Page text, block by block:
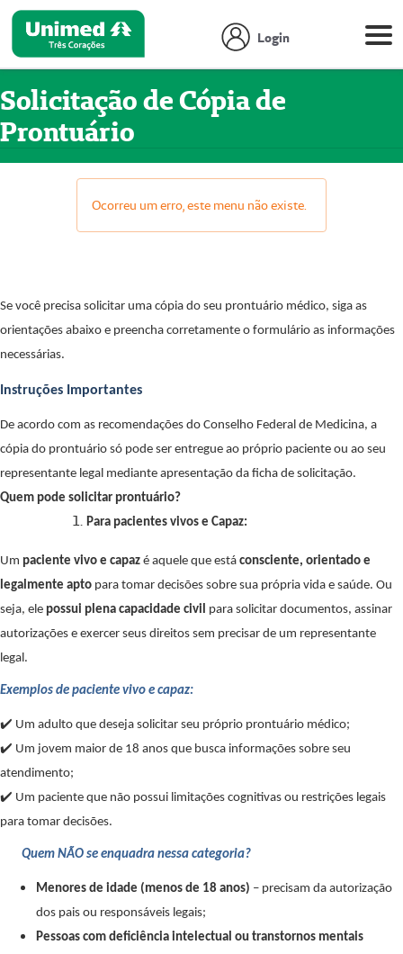
Login
Solicitação de Cópia de
Prontuário
Ocorreu um erro, este menu não existe.
Se você precisa solicitar uma cópia do seu prontuário médico, siga as
orientações abaixo e preencha corretamente o formulário as informações
necessárias.
Instruções Importantes
De acordo com as recomendações do Conselho Federal de Medicina, a
cópia do prontuário só pode ser entregue ao próprio paciente ou ao seu
representante legal mediante apresentação da ficha de solicitação.
Quem pode solicitar prontuário?
Para pacientes vivos e Capaz:
Um paciente vivo e capaz é aquele que está consciente, orientado e
legalmente apto para tomar decisões sobre sua própria vida e saúde. Ou
seja, ele possui plena capacidade civil para solicitar documentos, assinar
autorizações e exercer seus direitos sem precisar de um representante
legal.
Exemplos de paciente vivo e capaz:
✔️ Um adulto que deseja solicitar seu próprio prontuário médico;
✔️ Um jovem maior de 18 anos que busca informações sobre seu
atendimento;
✔️ Um paciente que não possui limitações cognitivas ou restrições legais
para tomar decisões.
Quem NÃO se enquadra nessa categoria?
Menores de idade (menos de 18 anos) – precisam da autorização
dos pais ou responsáveis legais;
Pessoas com deficiência intelectual ou transtornos mentais